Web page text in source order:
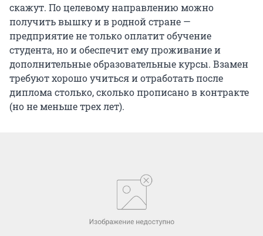
скажут. По целевому направлению можно
получить вышку и в родной стране —
предприятие не только оплатит обучение
студента, но и обеспечит ему проживание и
дополнительные образовательные курсы. Взамен
требуют хорошо учиться и отработать после
диплома столько, сколько прописано в контракте
(но не меньше трех лет).